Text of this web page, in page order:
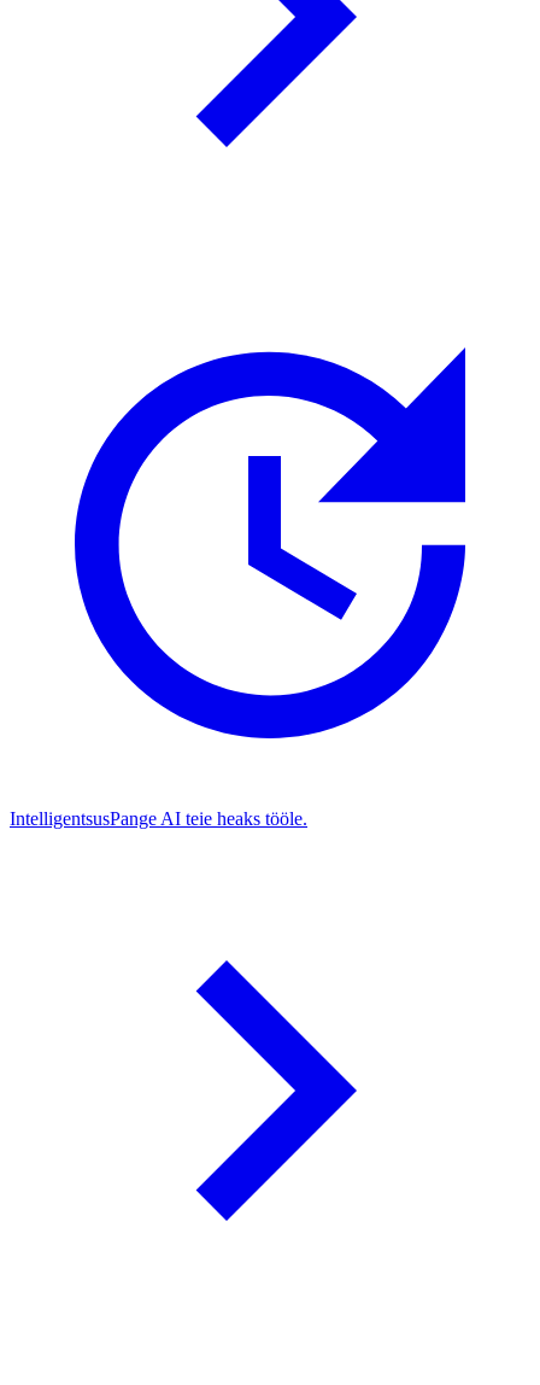
IntelligentsusPange AI teie heaks tööle.